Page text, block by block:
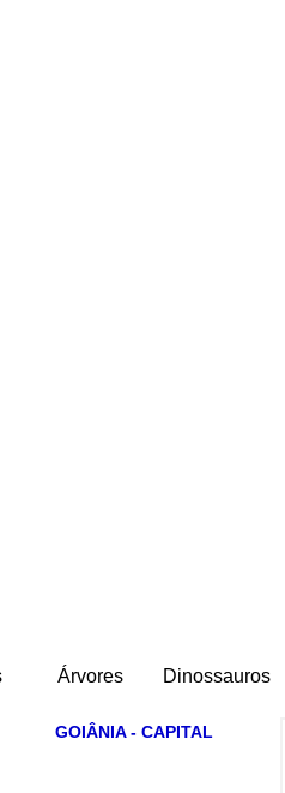
Árvores Dinossauros
GOIÂNIA - CAPITAL